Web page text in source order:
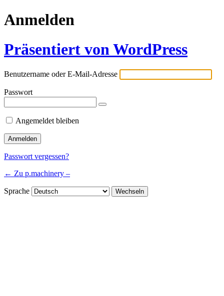
Anmelden
Präsentiert von WordPress
Benutzername oder E-Mail-Adresse
Passwort
Angemeldet bleiben
Passwort vergessen?
← Zu p.machinery –
Sprache